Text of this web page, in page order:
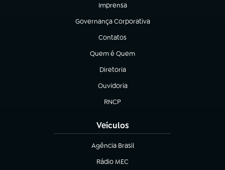
Imprensa
(abre em nova aba)
Governança Corporativa
(abre em nova aba)
Contatos
(abre em nova aba)
Quem é Quem
(abre em nova aba)
Diretoria
(abre em nova aba)
Ouvidoria
(abre em nova aba)
RNCP
(abre em nova aba)
Veículos
Agência Brasil
(abre em nova aba)
Rádio MEC